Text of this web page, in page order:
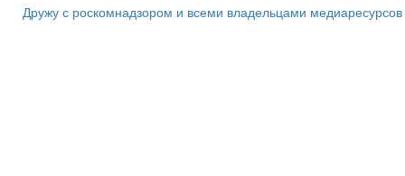
Дружу с роскомнадзором и всеми владельцами медиаресурсов